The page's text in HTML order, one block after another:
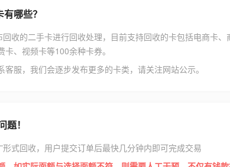
哪些？
收的二手卡进行回收处理，目前支持回收的卡包括电商卡、
、视频卡等100余种卡券。
服，我们会逐步发布更多的卡类，请关注网站公示。
！
形式回收，用户提交订单后最快几分钟内即可完成交易